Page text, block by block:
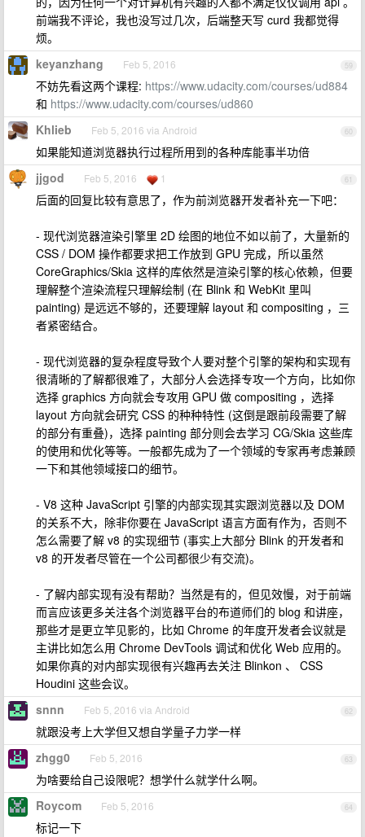
前端我不评论，我也没写过几次，后端整天写 curd 我都觉得
烦。
59
keyanzhang Feb 5, 2016
不妨先看这两个课程: https://www.udacity.com/courses/ud884
和 https://www.udacity.com/courses/ud860
60
Khlieb Feb 5, 2016 via Android
如果能知道浏览器执行过程所用到的各种库能事半功倍
61
jjgod Feb 5, 2016 1
后面的回复比较有意思了，作为前浏览器开发者补充一下吧：
- 现代浏览器渲染引擎里 2D 绘图的地位不如以前了，大量新的
CSS / DOM 操作都要求把工作放到 GPU 完成，所以虽然
CoreGraphics/Skia 这样的库依然是渲染引擎的核心依赖，但要
理解整个渲染流程只理解绘制 (在 Blink 和 WebKit 里叫
painting) 是远远不够的，还要理解 layout 和 compositing ，三
者紧密结合。
- 现代浏览器的复杂程度导致个人要对整个引擎的架构和实现有
很清晰的了解都很难了，大部分人会选择专攻一个方向，比如你
选择 graphics 方向就会专攻用 GPU 做 compositing ，选择
layout 方向就会研究 CSS 的种种特性 (这倒是跟前段需要了解
的部分有重叠)，选择 painting 部分则会去学习 CG/Skia 这些库
的使用和优化等等。一般都先成为了一个领域的专家再考虑兼顾
一下和其他领域接口的细节。
- V8 这种 JavaScript 引擎的内部实现其实跟浏览器以及 DOM
的关系不大，除非你要在 JavaScript 语言方面有作为，否则不
怎么需要了解 v8 的实现细节 (事实上大部分 Blink 的开发者和
v8 的开发者尽管在一个公司都很少有交流)。
- 了解内部实现有没有帮助？当然是有的，但见效慢，对于前端
而言应该更多关注各个浏览器平台的布道师们的 blog 和讲座，
那些才是更立竿见影的，比如 Chrome 的年度开发者会议就是
主讲比如怎么用 Chrome DevTools 调试和优化 Web 应用的。
如果你真的对内部实现很有兴趣再去关注 Blinkon 、 CSS
Houdini 这些会议。
62
snnn Feb 5, 2016 via Android
就跟没考上大学但又想自学量子力学一样
63
zhgg0 Feb 5, 2016
为啥要给自己设限呢？想学什么就学什么啊。
64
Roycom Feb 5, 2016
标记一下